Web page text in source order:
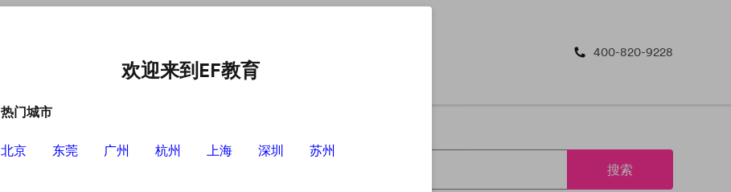
400-820-9228
搜索
欢迎来到EF教育
热门城市
北京 东莞 广州 杭州 上海 深圳 苏州